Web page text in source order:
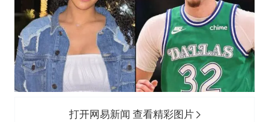
打开网易新闻 查看精彩图片